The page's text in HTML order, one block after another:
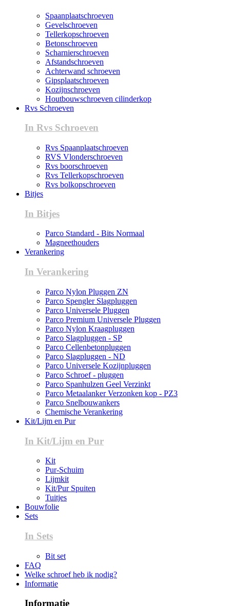
Spaanplaatschroeven
Gevelschroeven
Tellerkopschroeven
Betonschroeven
Scharnierschroeven
Afstandschroeven
Achterwand schroeven
Gipsplaatschroeven
Kozijnschroeven
Houtbouwschroeven cilinderkop
Rvs Schroeven
In Rvs Schroeven
Rvs Spaanplaatschroeven
RVS Vlonderschroeven
Rvs boorschroeven
Rvs Tellerkopschroeven
Rvs bolkopschroeven
Bitjes
In Bitjes
Parco Standard - Bits Normaal
Magneethouders
Verankering
In Verankering
Parco Nylon Pluggen ZN
Parco Spengler Slagpluggen
Parco Universele Pluggen
Parco Premium Universele Pluggen
Parco Nylon Kraagpluggen
Parco Slagpluggen - SP
Parco Cellenbetonpluggen
Parco Slagpluggen - ND
Parco Universele Kozijnpluggen
Parco Schroef - pluggen
Parco Spanhulzen Geel Verzinkt
Parco Metaalanker Verzonken kop - PZ3
Parco Snelbouwankers
Chemische Verankering
Kit/Lijm en Pur
In Kit/Lijm en Pur
Kit
Pur-Schuim
Lijmkit
Kit/Pur Spuiten
Tuitjes
Bouwfolie
Sets
In Sets
Bit set
FAQ
Welke schroef heb ik nodig?
Informatie
Informatie